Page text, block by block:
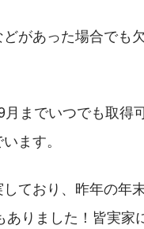
があった場合でも
までいつでも取得
ます。
ており、昨年の年
りました！皆実家